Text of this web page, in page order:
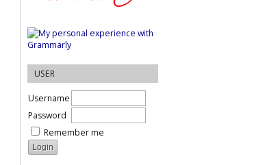
USER
Username
Password
Remember me